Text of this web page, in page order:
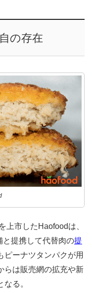
の存在
上市したHaofoodは、
と提携して代替肉の提
ピーナツタンパクが用
らは販売網の拡充や新
る。